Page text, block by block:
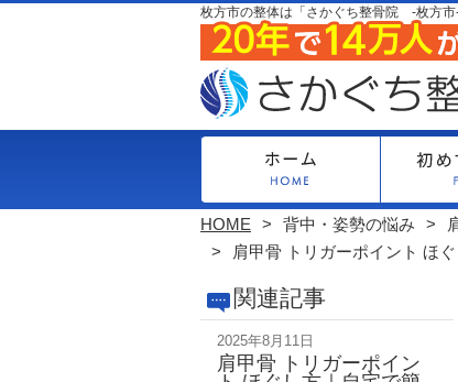
枚方市の整体は「さかぐち整骨院 -枚方
HOME 背中・姿勢の悩み
肩甲骨 トリガーポイント ほ
関連記事
2025年8月11日
肩甲骨 トリガーポイン